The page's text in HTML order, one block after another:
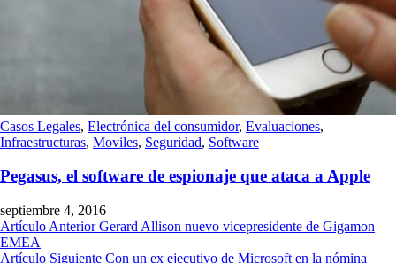
Casos Legales, Electrónica del consumidor, Evaluaciones,
Infraestructuras, Moviles, Seguridad, Software
Pegasus, el software de espionaje que ataca a Apple
septiembre 4, 2016
Artículo Anterior Gerard Allison nuevo vicepresidente de Gigamon
EMEA
Artículo Siguiente Con un ex ejecutivo de Microsoft en la nómina